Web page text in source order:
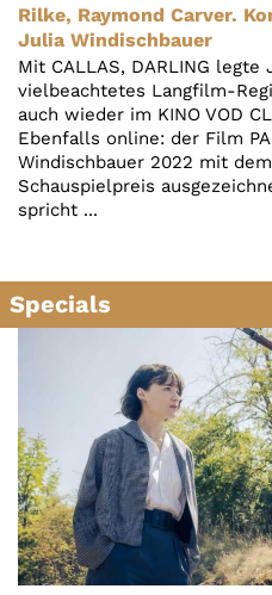
Account
Suche
Rilke, Raymond Carver.
Julia Windischbauer
Mit CALLAS, DARLING
vielbeachtetes Langfilm-
auch wieder im KINO VOD
Ebenfalls online: der Film
Windischbauer 2022 mit
Schauspielpreis
spricht ...
Specials